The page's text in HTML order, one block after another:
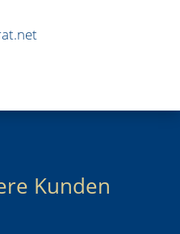
Kunden